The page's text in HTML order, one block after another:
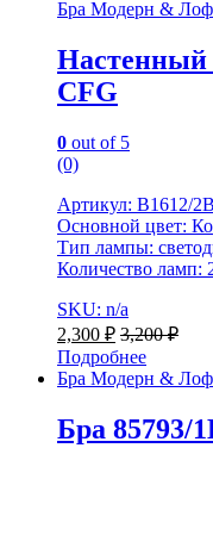
Бра Модерн &
Настенный
CFG
0 out of 5
(0)
Артикул: B1612/
Основной цвет:
Тип лампы:
Количество ламп:
SKU: n/a
2,300 ₽ 3,200₽
Подробнее
Бра Модерн &
Бра 85793/